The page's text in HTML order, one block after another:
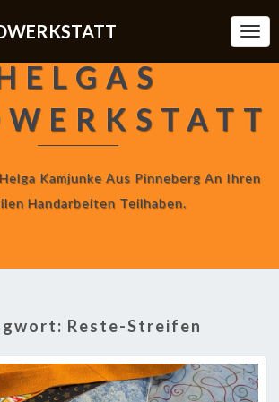
Kamjunke Aus Pinneberg An Ihren
Handarbeiten Teilhaben.
Reste-Streifen